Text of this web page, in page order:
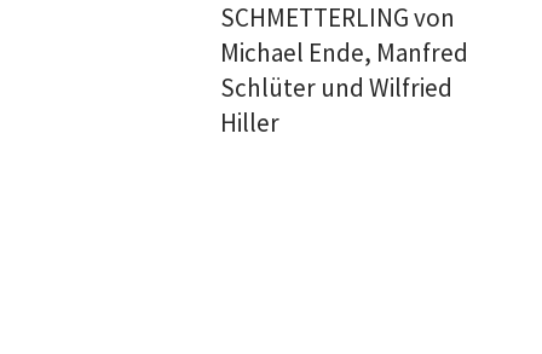
SCHMETTERLING von
Michael Ende, Manfred
Schlüter und Wilfried
Hiller